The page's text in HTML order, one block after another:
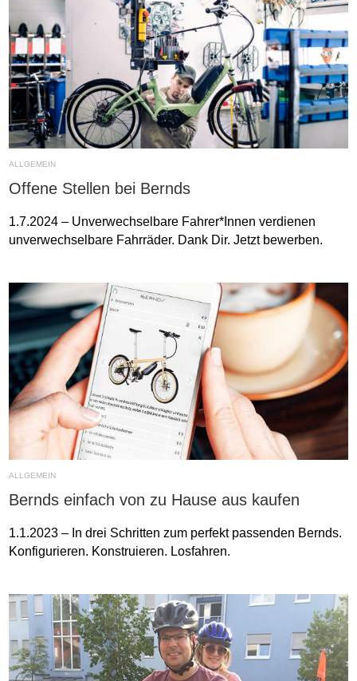
ALLGEMEIN
Offene Stellen bei Bernds
1.7.2024 – Unverwechselbare Fahrer*Innen verdienen
unverwechselbare Fahrräder. Dank Dir. Jetzt bewerben.
ALLGEMEIN
Bernds einfach von zu Hause aus kaufen
1.1.2023 – In drei Schritten zum perfekt passenden Bernds.
Konfigurieren. Konstruieren. Losfahren.